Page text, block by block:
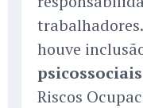
houve
psicossociais
Riscos